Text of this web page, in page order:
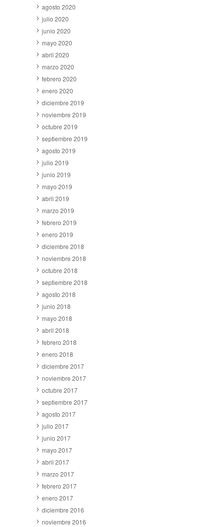
agosto 2020
julio 2020
junio 2020
mayo 2020
abril 2020
marzo 2020
febrero 2020
enero 2020
diciembre 2019
noviembre 2019
octubre 2019
septiembre 2019
agosto 2019
julio 2019
junio 2019
mayo 2019
abril 2019
marzo 2019
febrero 2019
enero 2019
diciembre 2018
noviembre 2018
octubre 2018
septiembre 2018
agosto 2018
junio 2018
mayo 2018
abril 2018
febrero 2018
enero 2018
diciembre 2017
noviembre 2017
octubre 2017
septiembre 2017
agosto 2017
julio 2017
junio 2017
mayo 2017
abril 2017
marzo 2017
febrero 2017
enero 2017
diciembre 2016
noviembre 2016